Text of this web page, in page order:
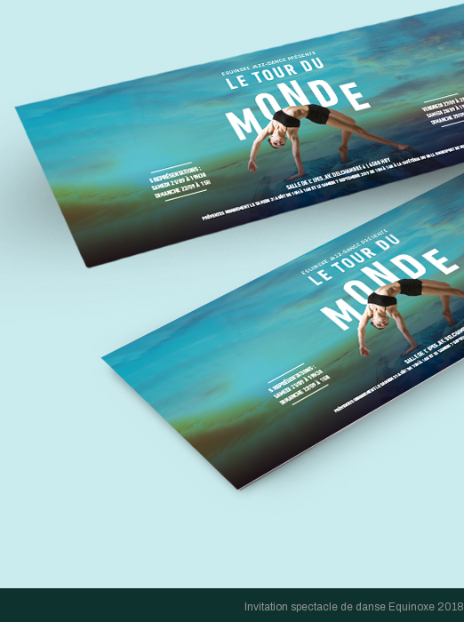
Invitation spectacle de danse Equinoxe 2018